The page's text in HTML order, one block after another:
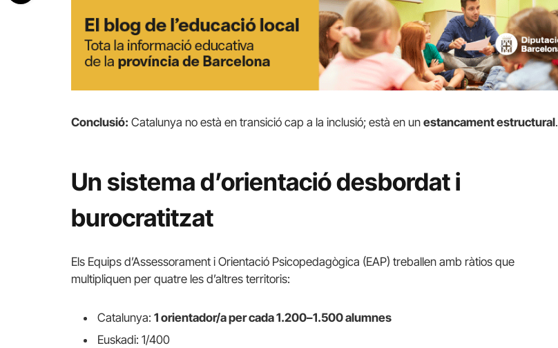
Conclusió: Catalunya no està en transició cap a la inclusió; està en un estancament estructural.
Un sistema d’orientació desbordat i
burocratitzat
Els Equips d’Assessorament i Orientació Psicopedagògica (EAP) treballen amb ràtios que
multipliquen per quatre les d’altres territoris:
Catalunya: 1 orientador/a per cada 1.200–1.500 alumnes
Euskadi: 1/400